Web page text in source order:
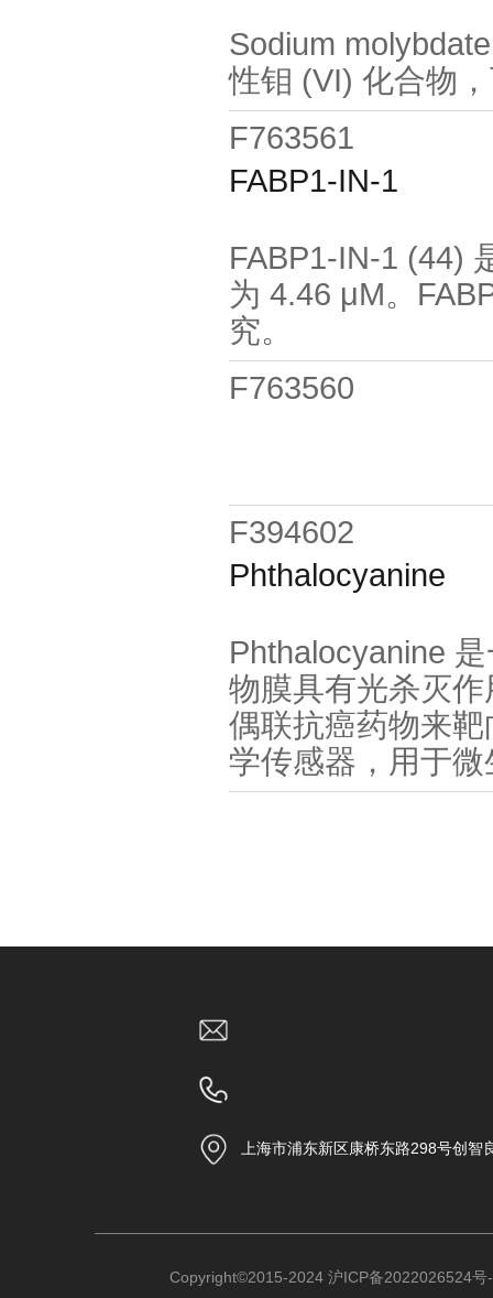
Sodium
性钼 (VI) 化合物
F763561
FABP1-IN-1
FABP1-IN-1 (44)
为 4.46 μM。
究。
F763560
F394602
Phthalocyanine
Phthalocyanine
物膜具有光杀灭
偶联抗癌药物来
学传感器，用于
上海市浦东新区康桥东路298号创智
Copyright©2015-2024 沪ICP备2022026524号